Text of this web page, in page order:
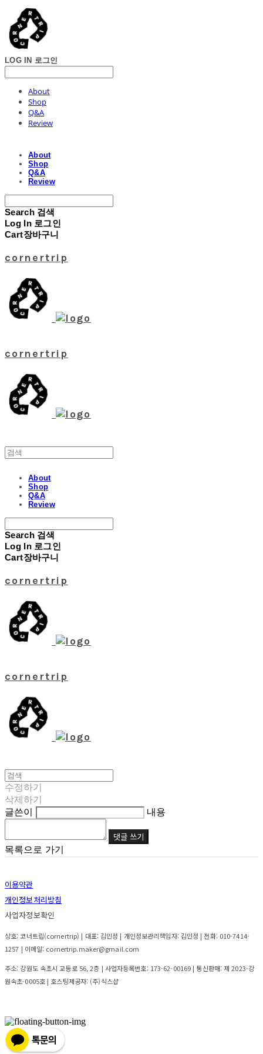
LOG IN 로그인
About
Shop
Q&A
Review
About
Shop
Q&A
Review
Search 검색
Log In 로그인
Cart장바구니
cornertrip
cornertrip
About
Shop
Q&A
Review
Search 검색
Log In 로그인
Cart장바구니
cornertrip
cornertrip
수정하기
삭제하기
글쓴이
내용
댓글 쓰기
목록으로 가기
이용약관
개인정보처리방침
사업자정보확인
상호: 코너트립(cornertrip) | 대표: 김민정 | 개인정보관리책임자: 김민정 | 전화: 010-7414-
1257 | 이메일: cornertrip.maker@gmail.com
주소: 강원도 속초시 교동로 56, 2층 | 사업자등록번호: 173-62-00169 | 통신판매: 제 2023-강
원속초-0005호 | 호스팅제공자: (주)식스샵